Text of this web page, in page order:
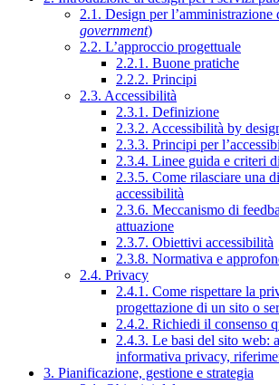
2.1. Design per l’amministrazione
government)
2.2. L’approccio progettuale
2.2.1. Buone pratiche
2.2.2. Principi
2.3. Accessibilità
2.3.1. Definizione
2.3.2. Accessibilità by
2.3.3. Principi per
2.3.4. Linee guida e criteri
2.3.5. Come rilasciare una
accessibilità
2.3.6. Meccanismo di
attuazione
2.3.7. Obiettivi accessibilità
2.3.8. Normativa e
2.4. Privacy
2.4.1. Come rispettare la
progettazione di un sito o
2.4.2. Richiedi il consenso
2.4.3. Le basi del sito web:
informativa privacy,
3. Pianificazione, gestione e strategia